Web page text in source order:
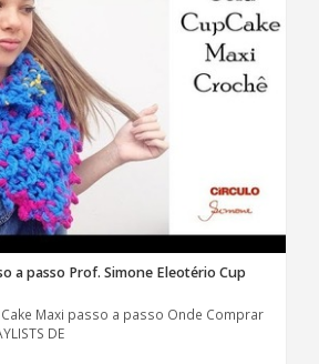
a passo Prof. Simone Eleotério Cup
Maxi passo a passo Onde Comprar
DE